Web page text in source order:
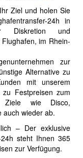
Ziel und holen Sie
24h in
und
im Rhein-
zur
Alternative zu
mit unserem
zu Festpreisen zum
Ziele wie Disco,
auch wieder ab.
– Der exklusive
24h steht Ihnen 365
zur Verfügung.